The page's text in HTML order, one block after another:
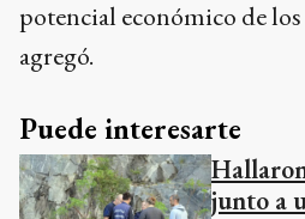
potencial económico de
agregó.
Puede interesarte
junto a